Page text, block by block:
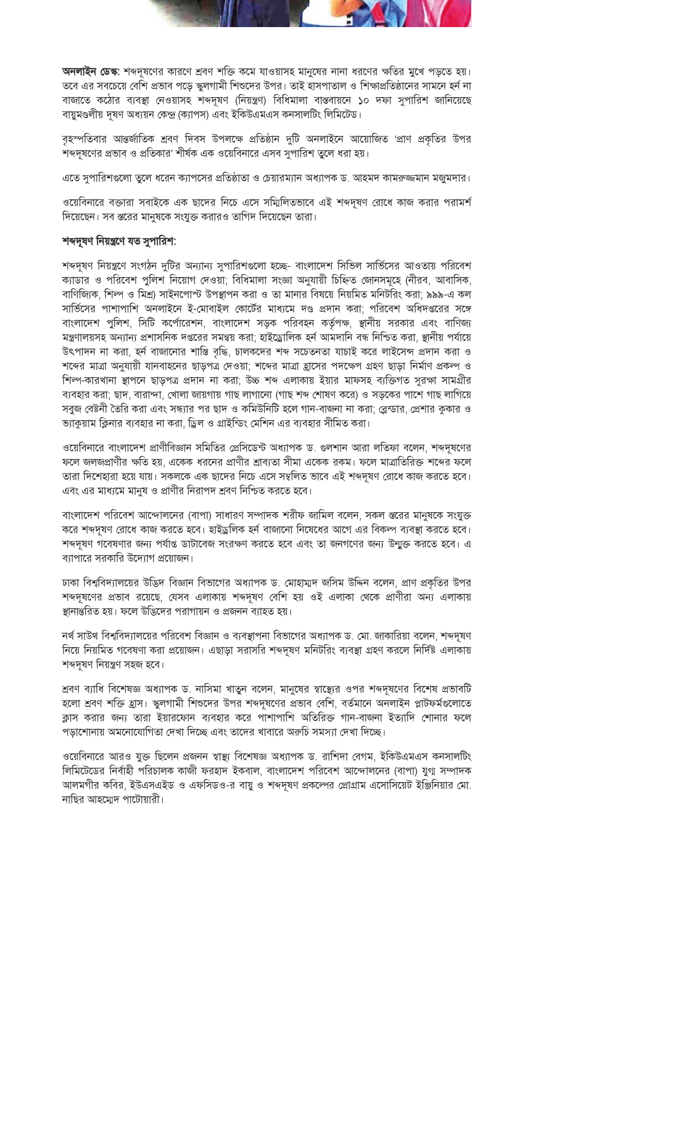
অনলাইন ডেস্ক:শব্দদূষণের কারণে শ্রবণ শক্তি কমে যাওয়াসহ মানুষের নানা ধরণের ক্ষতির মুখে পড়তে হয়।
তবে এর সবচেয়ে বেশি প্রভাব পড়ে স্কুলগামী শিশুদের উপর। তাই হাসপাতাল ও শিক্ষাপ্রতিষ্ঠানের সামনে হর্ন না
বাজাতে কঠোর ব্যবস্থা নেওয়াসহ শব্দদূষণ (নিয়ন্ত্রণ) বিধিমালা বাস্তবায়নে ১০ দফা সুপারিশ জানিয়েছে
বায়ুমণ্ডলীয় দূষণ অধ্যয়ন কেন্দ্র (ক্যাপস) এবং ইকিউএমএস কনসালটিং লিমিটেড।
বৃহস্পতিবার আন্তর্জাতিক শ্রবণ দিবস উপলক্ষে প্রতিষ্ঠান দুটি অনলাইনে আয়োজিত ‘প্রাণ প্রকৃতির উপর
শব্দদূষণের প্রভাব ও প্রতিকার’ শীর্ষক এক ওয়েবিনারে এসব সুপারিশ তুলে ধরা হয়।
এতে সুপারিশগুলো তুলে ধরেন ক্যাপসের প্রতিষ্ঠাতা ও চেয়ারম্যান অধ্যাপক ড. আহমদ কামরুজ্জমান মজুমদার।
ওয়েবিনারে বক্তারা সবাইকে এক ছাদের নিচে এসে সম্মিলিতভাবে এই শব্দদূষণ রোধে কাজ করার পরামর্শ
দিয়েছেন। সব স্তরের মানুষকে সংযুক্ত করারও তাগিদ দিয়েছেন তারা।
শব্দদূষণ নিয়ন্ত্রণে যত সুপারিশ:
শব্দদূষণ নিয়ন্ত্রণে সংগঠন দুটির অন্যান্য সুপারিশগুলো হচ্ছে- বাংলাদেশ সিভিল সার্ভিসের আওতায় পরিবেশ
ক্যাডার ও পরিবেশ পুলিশ নিয়োগ দেওয়া; বিধিমালা সংজ্ঞা অনুযায়ী চিহ্নিত জোনসমূহে (নীরব, আবাসিক,
বাণিজ্যিক, শিল্প ও মিশ্র) সাইনপোস্ট উপস্থাপন করা ও তা মানার বিষয়ে নিয়মিত মনিটরিং করা; ৯৯৯-এ কল
সার্ভিসের পাশাপাশি অনলাইনে ই-মোবাইল কোর্টের মাধ্যমে দণ্ড প্রদান করা; পরিবেশ অধিদপ্তরের সঙ্গে
বাংলাদেশ পুলিশ, সিটি কর্পোরেশন, বাংলাদেশ সড়ক পরিবহন কর্তৃপক্ষ, স্থানীয় সরকার এবং বাণিজ্য
মন্ত্রণালয়সহ অন্যান্য প্রশাসনিক দপ্তরের সমন্বয় করা; হাইড্রোলিক হর্ন আমদানি বন্ধ নিশ্চিত করা, স্থানীয় পর্যায়ে
উৎপাদন না করা, হর্ন বাজানোর শাস্তি বৃদ্ধি, চালকদের শব্দ সচেতনতা যাচাই করে লাইসেন্স প্রদান করা ও
শব্দের মাত্রা অনুযায়ী যানবাহনের ছাড়পত্র দেওয়া; শব্দের মাত্রা হ্রাসের পদক্ষেপ গ্রহণ ছাড়া নির্মাণ প্রকল্প ও
শিল্প-কারখানা স্থাপনে ছাড়পত্র প্রদান না করা; উচ্চ শব্দ এলাকায় ইয়ার মাফসহ ব্যক্তিগত সুরক্ষা সামগ্রীর
ব্যবহার করা; ছাদ, বারান্দা, খোলা জায়গায় গাছ লাগানো (গাছ শব্দ শোষণ করে) ও সড়কের পাশে গাছ লাগিয়ে
সবুজ বেষ্টনী তৈরি করা এবং সন্ধ্যার পর ছাদ ও কমিউনিটি হলে গান-বাজনা না করা; ব্লেন্ডার, প্রেশার কুকার ও
ভ্যাকুয়াম ক্লিনার ব্যবহার না করা, ড্রিল ও গ্রাইন্ডিং মেশিন এর ব্যবহার সীমিত করা।
ওয়েবিনারে বাংলাদেশ প্রাণীবিজ্ঞান সমিতির প্রেসিডেন্ট অধ্যাপক ড. গুলশান আরা লতিফা বলেন, শব্দদূষণের
ফলে জলজপ্রাণীর ক্ষতি হয়, একেক ধরনের প্রাণীর শ্রাব্যতা সীমা একেক রকম। ফলে মাত্রাতিরিক্ত শব্দের ফলে
তারা দিশেহারা হয়ে যায়। সকলকে এক ছাদের নিচে এসে সম্বলিত ভাবে এই শব্দদূষণ রোধে কাজ করতে হবে।
এবং এর মাধ্যমে মানুষ ও প্রাণীর নিরাপদ শ্রবণ নিশ্চিত করতে হবে।
বাংলাদেশ পরিবেশ আন্দোলনের (বাপা) সাধারণ সম্পাদক শরীফ জামিল বলেন, সকল স্তরের মানুষকে সংযুক্ত
করে শব্দদূষণ রোধে কাজ করতে হবে। হাইড্রলিক হর্ন বাজানো নিষেধের আগে এর বিকল্প ব্যবস্থা করতে হবে।
শব্দদূষণ গবেষণার জন্য পর্যাপ্ত ডাটাবেজ সংরক্ষণ করতে হবে এবং তা জনগণের জন্য উন্মুক্ত করতে হবে। এ
ব্যাপারে সরকারি উদ্যোগ প্রয়োজন।
ঢাকা বিশ্ববিদ্যালয়ের উদ্ভিদ বিজ্ঞান বিভাগের অধ্যাপক ড. মোহাম্মদ জসিম উদ্দিন বলেন, প্রাণ প্রকৃতির উপর
শব্দদূষণের প্রভাব রয়েছে, যেসব এলাকায় শব্দদূষণ বেশি হয় ওই এলাকা থেকে প্রাণীরা অন্য এলাকায়
স্থানান্তরিত হয়। ফলে উদ্ভিদের পরাগায়ন ও প্রজনন ব্যাহত হয়।
নর্থ সাউথ বিশ্ববিদ্যালয়ের পরিবেশ বিজ্ঞান ও ব্যবস্থাপনা বিভাগের অধ্যাপক ড. মো. জাকারিয়া বলেন, শব্দদূষণ
নিয়ে নিয়মিত গবেষণা করা প্রয়োজন। এছাড়া সরাসরি শব্দদূষণ মনিটরিং ব্যবস্থা গ্রহণ করলে নির্দিষ্ট এলাকায়
শব্দদূষণ নিয়ন্ত্রণ সহজ হবে।
শ্রবণ ব্যাধি বিশেষজ্ঞ অধ্যাপক ড. নাসিমা খাতুন বলেন, মানুষের স্বাস্থ্যের ওপর শব্দদূষণের বিশেষ প্রভাবটি
হলো শ্রবণ শক্তি হ্রাস। স্কুলগামী শিশুদের উপর শব্দদূষণের প্রভাব বেশি, বর্তমানে অনলাইন প্লাটফর্মগুলোতে
ক্লাস করার জন্য তারা ইয়ারফোন ব্যবহার করে পাশাপাশি অতিরিক্ত গান-বাজনা ইত্যাদি শোনার ফলে
পড়াশোনায় অমনোযোগিতা দেখা দিচ্ছে এবং তাদের খাবারে অরুচি সমস্যা দেখা দিচ্ছে।
ওয়েবিনারে আরও যুক্ত ছিলেন প্রজনন স্বাস্থ্য বিশেষজ্ঞ অধ্যাপক ড. রাশিদা বেগম, ইকিউএমএস কনসালটিং
লিমিটেডের নির্বাহী পরিচালক কাজী ফরহাদ ইকবাল, বাংলাদেশ পরিবেশ আন্দোলনের (বাপা) যুগ্ম সম্পাদক
আলমগীর কবির, ইউএসএইড ও এফসিডও-র বায়ু ও শব্দদূষণ প্রকল্পের প্রোগ্রাম এসোসিয়েট ইঞ্জিনিয়ার মো.
নাছির আহম্মেদ পাটোয়ারী।